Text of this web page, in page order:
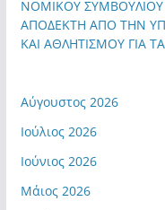
ΝΟΜΙΚΟΥ
ΑΠΟΔΕΚΤΗ ΑΠΟ ΤΗΝ
ΚΑΙ ΑΘΛΗΤΙΣΜΟΥ ΓΙΑ
Αύγουστος 2026
Ιούλιος 2026
Ιούνιος 2026
Μάιος 2026